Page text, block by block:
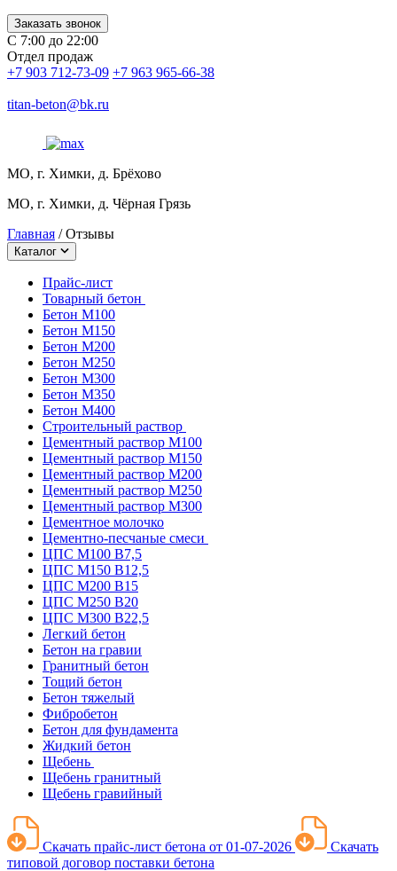
Заказать звонок
С 7:00 до 22:00
Отдел продаж
+7 903 712-73-09 +7 963 965-66-38
titan-beton@bk.ru
МО, г. Химки, д. Брёхово
МО, г. Химки, д. Чёрная Грязь
Главная /Отзывы
Каталог
Прайс-лист
Товарный бетон
Бетон М100
Бетон М150
Бетон М200
Бетон М250
Бетон М300
Бетон М350
Бетон М400
Строительный раствор
Цементный раствор М100
Цементный раствор М150
Цементный раствор М200
Цементный раствор М250
Цементный раствор М300
Цементное молочко
Цементно-песчаные смеси
ЦПС М100 B7,5
ЦПС М150 B12,5
ЦПС М200 B15
ЦПС М250 B20
ЦПС М300 B22,5
Легкий бетон
Бетон на гравии
Гранитный бетон
Тощий бетон
Бетон тяжелый
Фибробетон
Бетон для фундамента
Жидкий бетон
Щебень
Щебень гранитный
Щебень гравийный
Скачать прайс-лист бетона от 01-07-2026
Скачать
типовой договор поставки бетона